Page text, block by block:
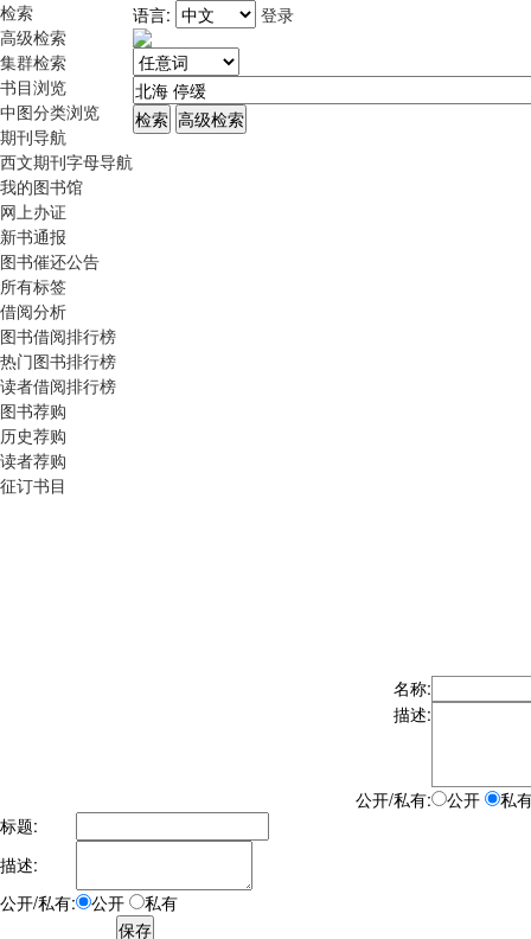
检索
高级检索
集群检索
书目浏览
中图分类浏览
期刊导航
西文期刊字母导航
我的图书馆
网上办证
新书通报
图书催还公告
所有标签
借阅分析
图书借阅排行榜
热门图书排行榜
读者借阅排行榜
图书荐购
历史荐购
读者荐购
征订书目
语言: 登录
名称:
描述:
公开/私有: 公开
私
标题:
描述:
公开/私有:
公开 私有